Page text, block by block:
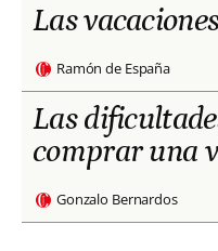
Las
Ramón de España
Las
comprar una
Gonzalo Bernardos